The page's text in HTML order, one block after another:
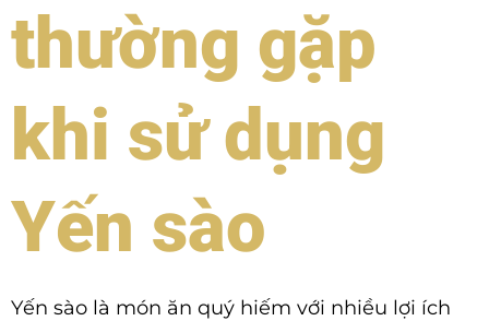
thường gặp
khi sử dụng
Yến sào
Yến sào là món ăn quý hiếm với nhiều lợi ích